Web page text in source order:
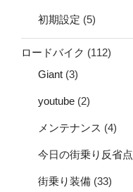
初期設定 (5)
ロードバイク (112)
Giant (3)
youtube (2)
メンテナンス (4)
今日の街乗り反省点
街乗り装備 (33)